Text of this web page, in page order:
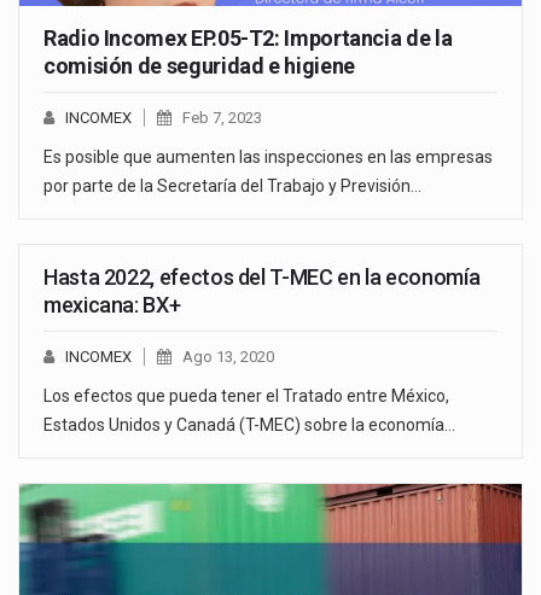
Radio Incomex EP.05-T2: Importancia de la
comisión de seguridad e higiene
INCOMEX Feb 7, 2023
Es posible que aumenten las inspecciones en las empresas
por parte de la Secretaría del Trabajo y Previsión…
Hasta 2022, efectos del T-MEC en la economía
mexicana: BX+
INCOMEX Ago 13, 2020
Los efectos que pueda tener el Tratado entre México,
Estados Unidos y Canadá (T-MEC) sobre la economía…